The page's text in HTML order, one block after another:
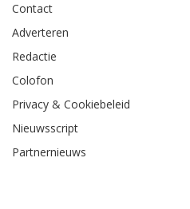
Contact
Adverteren
Redactie
Colofon
Privacy & Cookiebeleid
Nieuwsscript
Partnernieuws